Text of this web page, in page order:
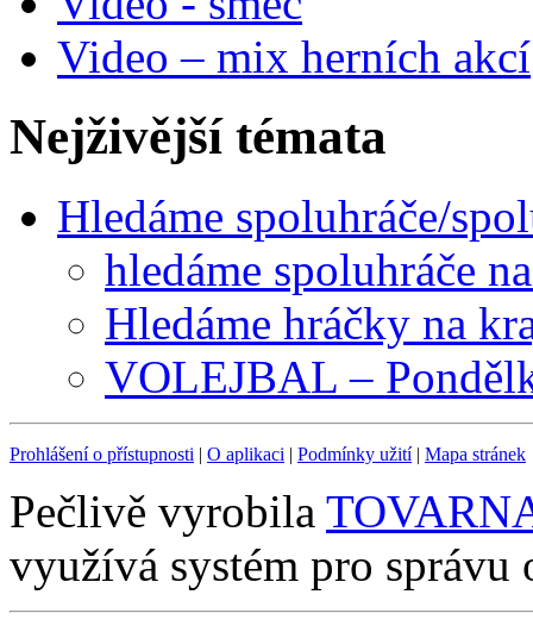
Video – mix herních akcí
Nejživější témata
Hledáme spoluhráče/
hledáme spoluhráče
Hledáme hráčky na
VOLEJBAL –
Prohlášení o přístupnosti | O aplikaci | Podmínky užití| Mapa stránek
Pečlivě vyrobila
využívá systém pro správu